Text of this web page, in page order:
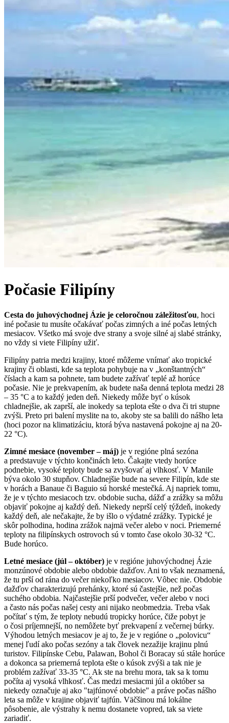
Počasie Filipíny
Cesta do juhovýchodnej Ázie je celoročnou záležitosťou, hoci
iné počasie tu musíte očakávať počas zimných a iné počas letných
mesiacov. Všetko má svoje dve strany a svoje silné aj slabé stránky,
no vždy si viete Filipíny užiť.
Filipíny patria medzi krajiny, ktoré môžeme vnímať ako tropické
krajiny či oblasti, kde sa teplota pohybuje na v „konštantných“
číslach a kam sa pohnete, tam budete zažívať teplé až horúce
počasie. Nie je prekvapením, ak budete naša denná teplota medzi 28
– 35 °C a to každý jeden deň. Niekedy môže byť o kúsok
chladnejšie, ak zaprší, ale inokedy sa teplota ešte o dva či tri stupne
zvýši. Preto pri balení myslite na to, akoby ste sa balili do nášho leta
(hoci pozor na klimatizáciu, ktorá býva nastavená pokojne aj na 20-
22 °C).
Zimné mesiace (november – máj) je v regióne plná sezóna
a predstavuje v týchto končinách leto. Čakajte vtedy horúce
podnebie, vysoké teploty bude sa zvyšovať aj vlhkosť. V Manile
býva okolo 30 stupňov. Chladnejšie bude na severe Filipín, kde ste
v horách a Banaue či Baguio sú horské mestečká. Aj napriek tomu,
že je v týchto mesiacoch tzv. obdobie sucha, dážď a zrážky sa môžu
objaviť pokojne aj každý deň. Niekedy neprší celý týždeň, inokedy
každý deň, ale nečakajte, že by išlo o výdatné zrážky. Typické je
skôr polhodina, hodina zrážok najmä večer alebo v noci. Priemerné
teploty na filipínskych ostrovoch sú v tomto čase okolo 30-32 °C.
Bude horúco.
Letné mesiace (júl – október) je v regióne juhovýchodnej Ázie
monzúnové obdobie alebo obdobie dažďov. Ani to však neznamená,
že tu prší od rána do večer niekoľko mesiacov. Vôbec nie. Obdobie
dažďov charakterizujú prehánky, ktoré sú častejšie, než počas
suchého obdobia. Najčastejšie prší podvečer, večer alebo v noci
a často nás počas našej cesty ani nijako neobmedzia. Treba však
počítať s tým, že teploty nebudú tropicky horúce, čiže pobyt je
o čosi príjemnejší, no nemôžete byť prekvapení z večernej búrky.
Výhodou letných mesiacov je aj to, že je v regióne o „polovicu“
menej ľudí ako počas sezóny a tak človek nezažije krajinu plnú
turistov. Filipínske Cebu, Palawan, Bohol či Boracay sú stále horúce
a dokonca sa priemerná teplota ešte o kúsok zvýši a tak nie je
problém zažívať 33-35 °C. Ak ste na brehu mora, tak sa k tomu
počíta aj vysoká vlhkosť. Čas medzi mesiacmi júl a október sa
niekedy označuje aj ako "tajfúnové obdobie" a práve počas nášho
leta sa môže v krajine objaviť tajfún. Väčšinou má lokálne
pôsobenie, ale výstrahy k nemu dostanete vopred, tak sa viete
zariadiť.